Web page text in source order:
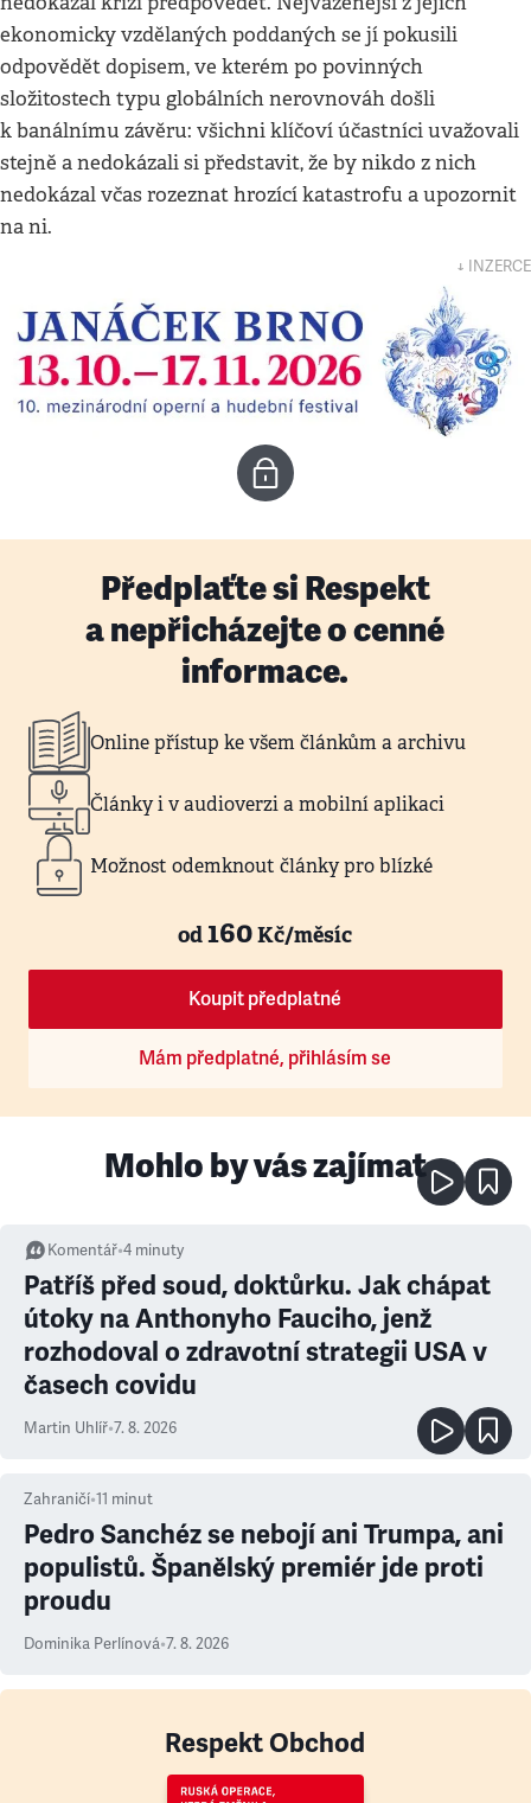
ekonomicky vzdělaných poddaných se jí pokusili
odpovědět dopisem, ve kterém po povinných
složitostech typu globálních nerovnováh došli
k banálnímu závěru: všichni klíčoví účastníci uvažovali
stejně a nedokázali si představit, že by nikdo z nich
nedokázal včas rozeznat hrozící katastrofu a upozornit
na ni.
↓ INZERCE
Předplaťte si Respekt
a nepřicházejte o cenné
informace.
Online přístup ke všem článkům a archivu
Články i v audioverzi a mobilní aplikaci
Možnost odemknout články pro blízké
od160Kč/měsíc
Koupit předplatné
Mám předplatné, přihlásím se
Mohlo by vás zajímat
Komentář•4 minuty
Patříš před soud, doktůrku. Jak chápat
útoky na Anthonyho Fauciho, jenž
rozhodoval o zdravotní strategii USA v
časech covidu
Martin Uhlíř•7. 8. 2026
Zahraničí•11 minut
Pedro Sanchéz se nebojí ani Trumpa, ani
populistů. Španělský premiér jde proti
proudu
Dominika Perlínová•7. 8. 2026
Respekt Obchod